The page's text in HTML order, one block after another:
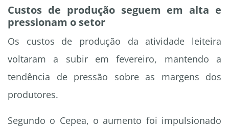
Custos de produção seguem em alta e
pressionam o setor
Os custos de produção da atividade leiteira
voltaram a subir em fevereiro, mantendo a
tendência de pressão sobre as margens dos
produtores.
Segundo o Cepea, o aumento foi impulsionado